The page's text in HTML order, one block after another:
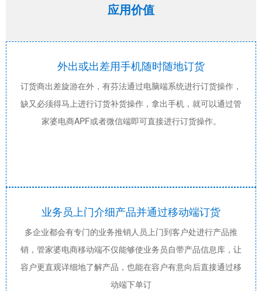
应用价值
外出或出差用手机随时随地订货
订货商出差旋游在外，有芬法通过电脑端系统进行订货操作，
缺又必须得马上进行订货补货操作，拿出手机，就可以通过管
家婆电商APF或者微信端即可直接进行订货操作。
业务员上门介细产品并通过移动端订货
多企业都会有专门的业务推销人员上门到客户处进行产品推
销，管家婆电商移动端不仅能够使业务员自带产品信息库，让
容户更直观详细地了解产品，也能在容户有意向后直接通过移
动端下单订